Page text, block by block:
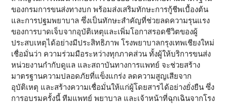
ของกรมการขนส่งทางบก พร้อมส่งเสริมทักษะการกู้ชีพเบื้องต้น
และการปฐมพยาบาล ซึ่งเป็นทักษะสำคัญที่ช่วยลดความรุนแรง
ของการบาดเจ็บจากอุบัติเหตุและเพิ่มโอกาสรอดชีวิตของผู้
ประสบเหตุได้อย่างมีประสิทธิภาพ โรงพยาบาลกรุงเทพเชียงใหม่
เชื่อมั่นว่า ความร่วมมือระหว่างทุกภาคส่วน ทั้งผู้ให้บริการขนส่ง
หน่วยงานกำกับดูแล และสถาบันทางการแพทย์ จะช่วยสร้าง
มาตรฐานความปลอดภัยที่แข็งแกร่ง ลดความสูญเสียจาก
อุบัติเหตุ และสร้างความเชื่อมั่นให้แก่ผู้โดยสารได้อย่างยั่งยืน ซึ่ง
การอบรมครั้งนี้ ทีมแพทย์ พยาบาล และเจ้าหน้าที่ฉุกเฉินจากโรง